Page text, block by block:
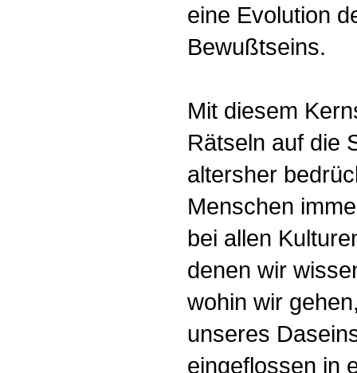
eine Evolution
Bewußtseins.
Mit diesem
Rätseln auf die
altersher
Menschen
bei allen
denen wir
wohin wir
unseres
eingeflossen in